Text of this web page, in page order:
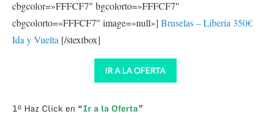
cbgcolor=»FFFCF7″ bgcolorto=»FFFCF7″
cbgcolorto=»FFFCF7″ image=»null»] Bruselas – Liberia 350€
Ida y Vuelta [/stextbox]
1º Haz Click en “Ir a la Oferta”